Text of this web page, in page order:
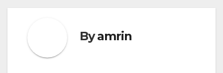
Byamrin